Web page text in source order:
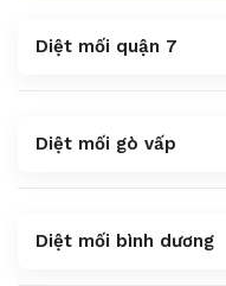
Diệt mối quận 7
Diệt mối gò vấp
Diệt mối bình dương